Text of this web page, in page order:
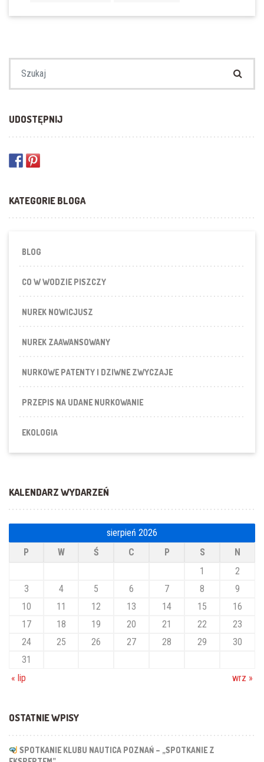
UDOSTĘPNIJ
KATEGORIE BLOGA
BLOG
CO W WODZIE PISZCZY
NUREK NOWICJUSZ
NUREK ZAAWANSOWANY
NURKOWE PATENTY I DZIWNE ZWYCZAJE
PRZEPIS NA UDANE NURKOWANIE
EKOLOGIA
KALENDARZ WYDARZEŃ
sierpień 2026
P
W Ś C P S
N
1
2
3
4 5 6 7 8
9
10
11 12 13 14 15
16
17
18 19 20 21 22
23
24
25 26 27 28 29
30
31
« lip
wrz »
OSTATNIE WPISY
SPOTKANIE KLUBU NAUTICA POZNAŃ – „SPOTKANIE Z